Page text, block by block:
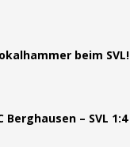
beim SVL!
Berghausen – SVL 1:4